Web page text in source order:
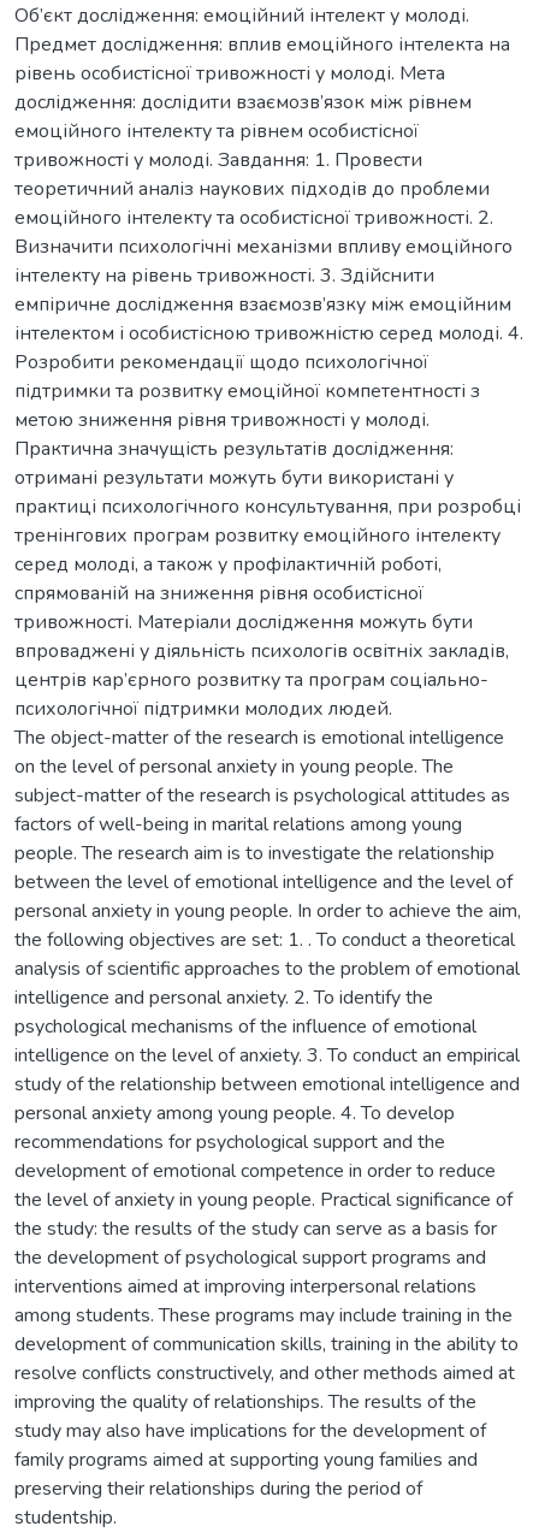
Об’єкт дослідження: емоційний інтелект у молоді.
Предмет дослідження: вплив емоційного інтелекта на
рівень особистісної тривожності у молоді. Мета
дослідження: дослідити взаємозв’язок між рівнем
емоційного інтелекту та рівнем особистісної
тривожності у молоді. Завдання: 1. Провести
теоретичний аналіз наукових підходів до проблеми
емоційного інтелекту та особистісної тривожності. 2.
Визначити психологічні механізми впливу емоційного
інтелекту на рівень тривожності. 3. Здійснити
емпіричне дослідження взаємозв’язку між емоційним
інтелектом і особистісною тривожністю серед молоді. 4.
Розробити рекомендації щодо психологічної
підтримки та розвитку емоційної компетентності з
метою зниження рівня тривожності у молоді.
Практична значущість результатів дослідження:
отримані результати можуть бути використані у
практиці психологічного консультування, при розробці
тренінгових програм розвитку емоційного інтелекту
серед молоді, а також у профілактичній роботі,
спрямованій на зниження рівня особистісної
тривожності. Матеріали дослідження можуть бути
впроваджені у діяльність психологів освітніх закладів,
центрів кар’єрного розвитку та програм соціально-
психологічної підтримки молодих людей.
The object-matter of the research is emotional intelligence
on the level of personal anxiety in young people. The
subject-matter of the research is psychological attitudes as
factors of well-being in marital relations among young
people. The research aim is to investigate the relationship
between the level of emotional intelligence and the level of
personal anxiety in young people. In order to achieve the aim,
the following objectives are set: 1. . To conduct a theoretical
analysis of scientific approaches to the problem of emotional
intelligence and personal anxiety. 2. To identify the
psychological mechanisms of the influence of emotional
intelligence on the level of anxiety. 3. To conduct an empirical
study of the relationship between emotional intelligence and
personal anxiety among young people. 4. To develop
recommendations for psychological support and the
development of emotional competence in order to reduce
the level of anxiety in young people. Practical significance of
the study: the results of the study can serve as a basis for
the development of psychological support programs and
interventions aimed at improving interpersonal relations
among students. These programs may include training in the
development of communication skills, training in the ability to
resolve conflicts constructively, and other methods aimed at
improving the quality of relationships. The results of the
study may also have implications for the development of
family programs aimed at supporting young families and
preserving their relationships during the period of
studentship.